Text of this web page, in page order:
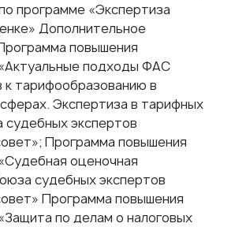
программе «Экспертиза
Дополнительное
повышения
подходы ФАС
к тарифообразованию в
Экспертиза в тарифных
экспертов
Программа повышения
оценочная
судебных экспертов
Программа повышения
по делам о налоговых